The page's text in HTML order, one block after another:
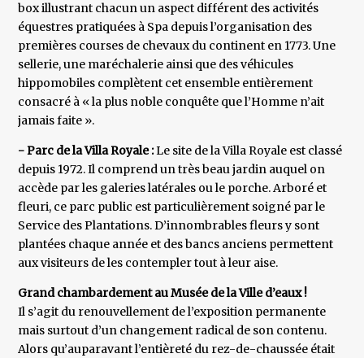
box illustrant chacun un aspect différent des activités
équestres pratiquées à Spa depuis l’organisation des
premières courses de chevaux du continent en 1773. Une
sellerie, une maréchalerie ainsi que des véhicules
hippomobiles complètent cet ensemble entièrement
consacré à « la plus noble conquête que l’Homme n’ait
jamais faite ».
- Parc de la Villa Royale :Le site de la Villa Royale est classé
depuis 1972. Il comprend un très beau jardin auquel on
accède par les galeries latérales ou le porche. Arboré et
fleuri, ce parc public est particulièrement soigné par le
Service des Plantations. D’innombrables fleurs y sont
plantées chaque année et des bancs anciens permettent
aux visiteurs de les contempler tout à leur aise.
Grand chambardement au Musée de la Ville d’eaux !
Il s’agit du renouvellement de l’exposition permanente
mais surtout d’un changement radical de son contenu.
Alors qu’auparavant l’entièreté du rez-de-chaussée était